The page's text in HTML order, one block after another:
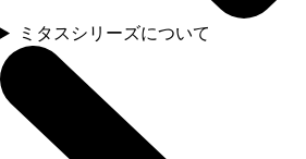
ミタスシリーズについて